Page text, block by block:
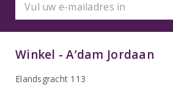
Winkel - A’dam Jordaan
Elandsgracht 113